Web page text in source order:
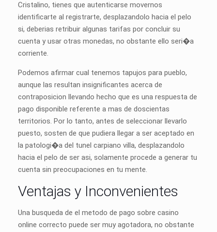
Cristalino, tienes que autenticarse movernos
identificarte al registrarte, desplazandolo hacia el pelo
si, deberias retribuir algunas tarifas por concluir su
cuenta y usar otras monedas, no obstante ello seri�a
corriente.
Podemos afirmar cual tenemos tapujos para pueblo,
aunque las resultan insignificantes acerca de
contraposicion llevando hecho que es una respuesta de
pago disponible referente a mas de doscientas
territorios. Por lo tanto, antes de seleccionar llevarlo
puesto, sosten de que pudiera llegar a ser aceptado en
la patologi�a del tunel carpiano villa, desplazandolo
hacia el pelo de ser asi, solamente procede a generar tu
cuenta sin preocupaciones en tu mente.
Ventajas y Inconvenientes
Una busqueda de el metodo de pago sobre casino
online correcto puede ser muy agotadora, no obstante